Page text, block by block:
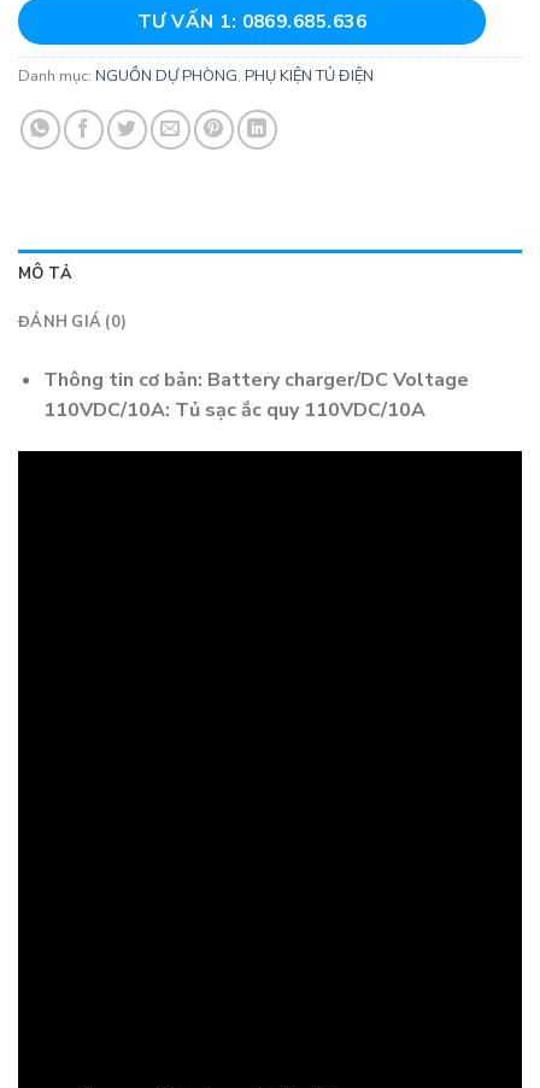
TƯ VẤN 1: 0869.685.636
Danh mục: NGUỒN DỰ PHÒNG, PHỤ KIỆN TỦ ĐIỆN
MÔ TẢ
ĐÁNH GIÁ (0)
Thông tin cơ bản: Battery charger/DC Voltage
110VDC/10A: Tủ sạc ắc quy 110VDC/10A